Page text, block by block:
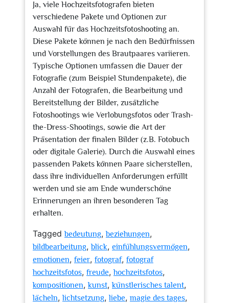
Ja, viele Hochzeitsfotografen bieten
verschiedene Pakete und Optionen zur
Auswahl für das Hochzeitsfotoshooting an.
Diese Pakete können je nach den Bedürfnissen
und Vorstellungen des Brautpaares variieren.
Typische Optionen umfassen die Dauer der
Fotografie (zum Beispiel Stundenpakete), die
Anzahl der Fotografen, die Bearbeitung und
Bereitstellung der Bilder, zusätzliche
Fotoshootings wie Verlobungsfotos oder Trash-
the-Dress-Shootings, sowie die Art der
Präsentation der finalen Bilder (z.B. Fotobuch
oder digitale Galerie). Durch die Auswahl eines
passenden Pakets können Paare sicherstellen,
dass ihre individuellen Anforderungen erfüllt
werden und sie am Ende wunderschöne
Erinnerungen an ihren besonderen Tag
erhalten.
Taggedbedeutung,beziehungen,
bildbearbeitung,blick, einfühlungsvermögen,
emotionen, feier, fotograf, fotograf
hochzeitsfotos, freude,hochzeitsfotos,
kompositionen,kunst,künstlerisches talent,
lächeln,lichtsetzung,liebe, magie des tages,